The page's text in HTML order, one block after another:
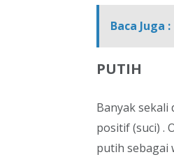
Baca Juga :
PUTIH
Banyak
positif (suci) .
putih sebagai